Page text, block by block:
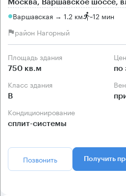
Москва, Варшавское шоссе,
Варшавская → 1.2 км ~12 мин
район Нагорный
Площадь здания
750 кв.м по
Класс здания
B
Кондиционирование
сплит-системы
Позвонить Получить